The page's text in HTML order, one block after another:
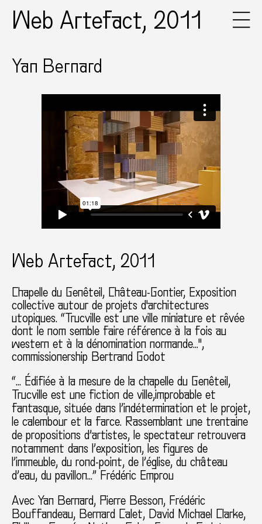
Web Artefact, 2011
Yan Bernard
Web Artefact, 2011
Chapelle du Genêteil Château-Gontier Exposition
collective autour de projets d'architectures
utopiques. “Trucville est une ville miniature et rêvée
dont le nom semble faire référence à la fois au
western et à la dénomination normande..."
commissionership Bertrand Godot
“… Édifiée à la mesure de la chapelle du Genêteil,
Trucville est une fiction de ville,improbable et
fantasque, située dans l’indétermination et le projet,
le calembour et la farce. Rassemblant une trentaine
de propositions d’artistes, le spectateur retrouvera
notamment dans l’exposition, les figures de
l’immeuble, du rond-point, de l’église, du château
d’eau, du pavillon…” Frédéric Emprou
Avec Yan Bernard, Pierre Besson, Frédéric
Bouffandeau, Bernard Calet, David Michael Clarke,